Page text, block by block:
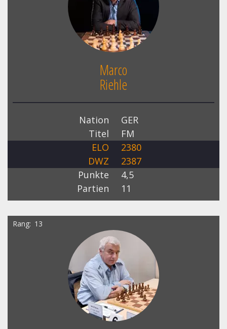
Marco
Riehle
Nation
GER
Titel
FM
ELO
2380
DWZ
2387
Punkte
4,5
Partien
11
Rang 13